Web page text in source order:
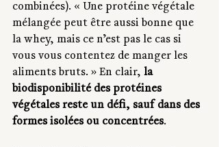
combinées). « Une protéine végétale
mélangée peut être aussi bonne que
la whey, mais ce n’est pas le cas si
vous vous contentez de manger les
aliments bruts. » En clair, la
biodisponibilité des protéines
végétales reste un défi, sauf dans des
formes isolées ou concentrées.